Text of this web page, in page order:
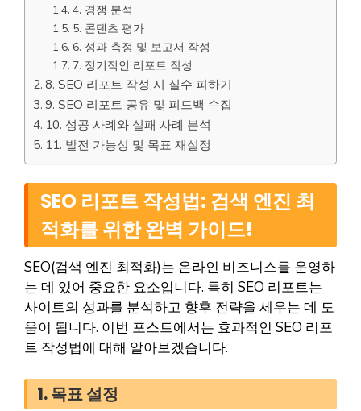
4. 경쟁 분석
5. 콘텐츠 평가
6. 성과 측정 및 보고서 작성
7. 정기적인 리포트 작성
8. SEO 리포트 작성 시 실수 피하기
9. SEO 리포트 공유 및 피드백 수집
10. 성공 사례와 실패 사례 분석
11. 발전 가능성 및 목표 재설정
SEO 리포트 작성법: 검색 엔진 최
적화를 위한 완벽 가이드!
SEO(검색 엔진 최적화)는 온라인 비즈니스를 운영하
는 데 있어 중요한 요소입니다. 특히 SEO 리포트는
사이트의 성과를 분석하고 향후 전략을 세우는 데 도
움이 됩니다. 이번 포스트에서는 효과적인 SEO 리포
트 작성법에 대해 알아보겠습니다.
1. 목표 설정